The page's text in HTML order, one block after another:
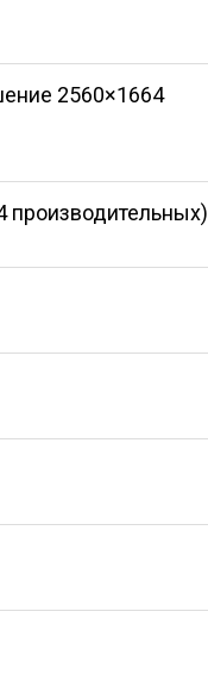
2560×1664
производительных)